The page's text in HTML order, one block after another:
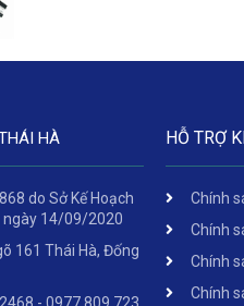
HÀ
do Sở Kế Hoạch
ngày 14/09/2020
161 Thái Hà, Đống
HỖ TRỢ
Chính
Chính
Chính
Chính